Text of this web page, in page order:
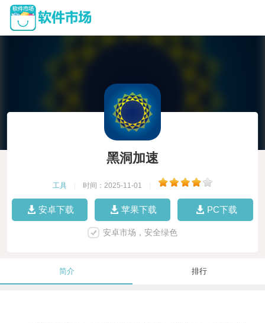
黑洞加速
工具 时间：2025-11-01
安卓下载 苹果下载 PC下载
安卓市场，安全绿色
简介 排行